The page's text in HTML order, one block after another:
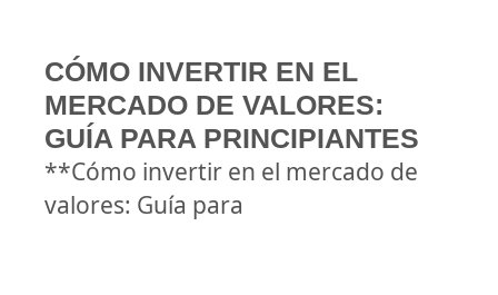
CÓMO INVERTIR EN EL
MERCADO DE VALORES:
GUÍA PARA PRINCIPIANTES
**Cómo invertir en el mercado de
valores: Guía para